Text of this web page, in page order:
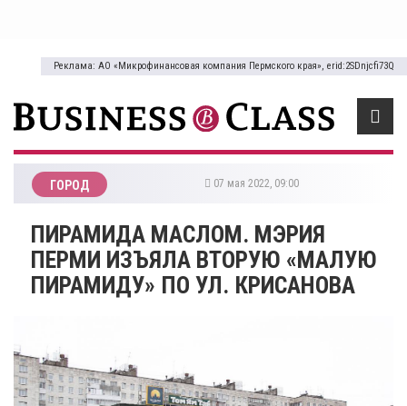
Реклама: АО «Микрофинансовая компания Пермского края», erid:2SDnjcfi73Q
ГОРОД 07 мая 2022, 09:00
ПИРАМИДА МАСЛОМ. МЭРИЯ
ПЕРМИ ИЗЪЯЛА ВТОРУЮ «МАЛУЮ
ПИРАМИДУ» ПО УЛ. КРИСАНОВА